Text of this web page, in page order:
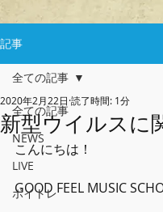
記事
全ての記事
NEWS
LIVE
ボイトレ
全ての記事
新型ウイルスに
2020年2月22日 読了時間: 1分
こんにちは！
GOOD FEEL MUSIC